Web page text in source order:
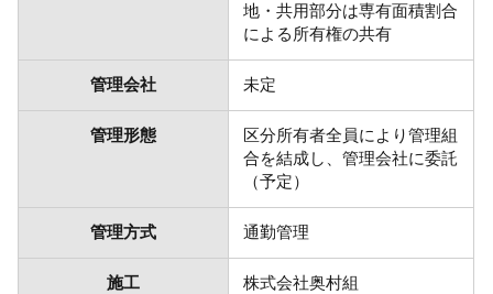
地・共用部分は専有面積割合
による所有権の共有
管理会社 未定
管理形態
区分所有者全員により管理組
合を結成し、管理会社に委託
（予定）
管理方式 通勤管理
施工 株式会社奥村組